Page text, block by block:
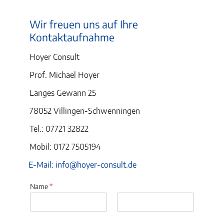
Wir freuen uns auf Ihre
Kontaktaufnahme
Hoyer Consult
Prof. Michael Hoyer
Langes Gewann 25
78052 Villingen-Schwenningen
Tel.: 07721 32822
Mobil: 0172 7505194
E-Mail: info@hoyer-consult.de
Name*